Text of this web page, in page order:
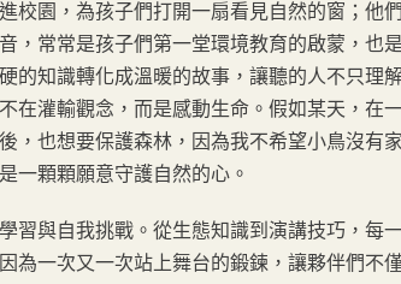
園，為孩子們打開一扇看見自然的窗；他
，常常是孩子們第一堂環境教育的啟蒙，也
的知識轉化成溫暖的故事，讓聽的人不只理
在灌輸觀念，而是感動生命。假如某天，在
，也想要保護森林，因為我不希望小鳥沒有
一顆顆願意守護自然的心。
與自我挑戰。從生態知識到演講技巧，每
為一次又一次站上舞台的鍛鍊，讓夥伴們不